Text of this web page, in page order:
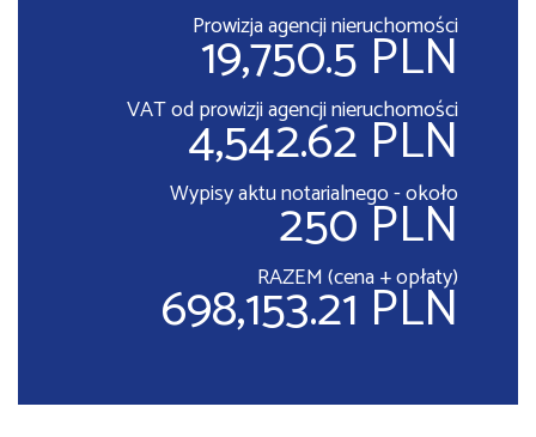
Prowizja agencji nieruchomości
19,750.5 PLN
VAT od prowizji agencji nieruchomości
4,542.62 PLN
Wypisy aktu notarialnego - około
250 PLN
RAZEM (cena + opłaty)
698,153.21 PLN